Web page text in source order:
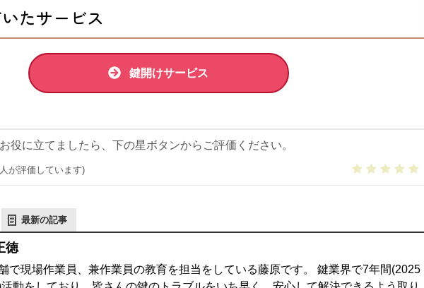
たサービス
鍵開けサービス
役に立てましたら、下の星ボタンからご評価ください。
が評価しています)
最新の記事
徳
で現場作業員、兼作業員の教育を担当をしている藤原です。 鍵業界で7年間(2025